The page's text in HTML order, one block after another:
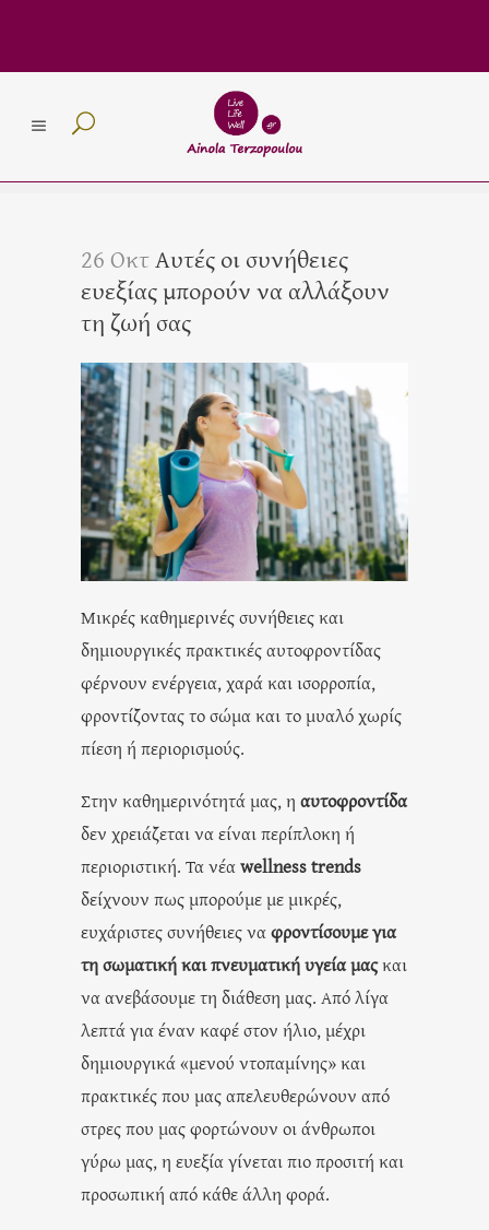
26 ΟκτΑυτές οι συνήθειες
ευεξίας μπορούν να αλλάξουν
τη ζωή σας
Μικρές καθημερινές συνήθειες και
δημιουργικές πρακτικές αυτοφροντίδας
φέρνουν ενέργεια, χαρά και ισορροπία,
φροντίζοντας το σώμα και το μυαλό χωρίς
πίεση ή περιορισμούς.
Στην καθημερινότητά μας, η αυτοφροντίδα
δεν χρειάζεται να είναι περίπλοκη ή
περιοριστική. Τα νέαwellness trends
δείχνουν πως μπορούμε με μικρές,
ευχάριστες συνήθειες ναφροντίσουμε για
τη σωματική και πνευματική υγεία μαςκαι
να ανεβάσουμε τη διάθεση μας. Από λίγα
λεπτά για έναν καφέ στον ήλιο, μέχρι
δημιουργικά «μενού ντοπαμίνης» και
πρακτικές που μας απελευθερώνουν από
στρες που μας φορτώνουν οι άνθρωποι
γύρω μας, η ευεξία γίνεται πιο προσιτή και
προσωπική από κάθε άλλη φορά.